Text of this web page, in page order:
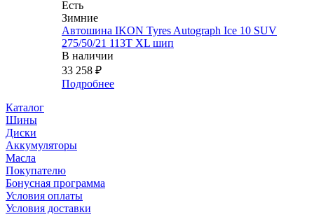
Есть
Зимние
Автошина IKON Tyres Autograph Ice 10 SUV
275/50/21 113T XL шип
В наличии
33 258 ₽
Подробнее
Каталог
Шины
Диски
Аккумуляторы
Масла
Покупателю
Бонусная программа
Условия оплаты
Условия доставки